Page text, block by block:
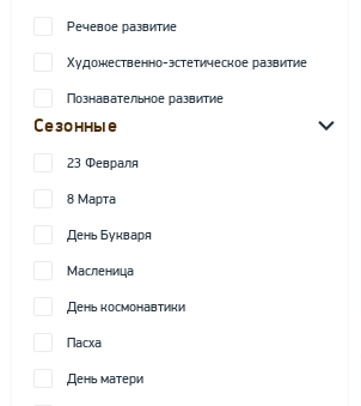
Речевое развитие
Художественно-эстетическое развитие
Познавательное развитие
Сезонные
23 Февраля
8 Марта
День Букваря
Масленица
День космонавтики
Пасха
День матери